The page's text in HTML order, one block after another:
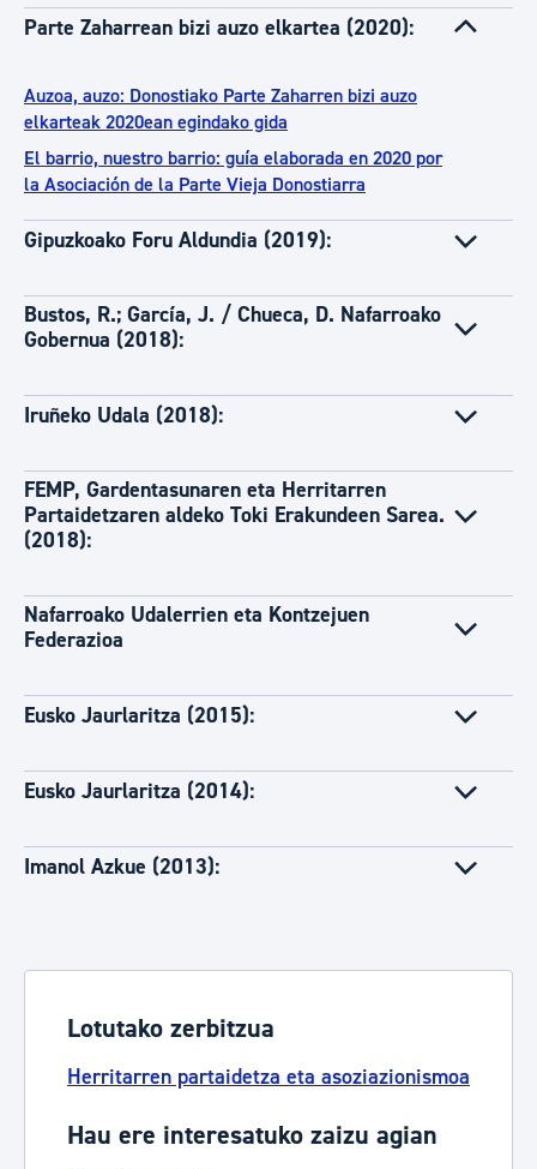
Parte Zaharrean bizi auzo elkartea (2020):
Auzoa, auzo: Donostiako Parte Zaharren bizi auzo
elkarteak 2020ean egindako gida
El barrio, nuestro barrio: guía elaborada en 2020 por
la Asociación de la Parte Vieja Donostiarra
Gipuzkoako Foru Aldundia (2019):
Bustos, R.; García, J. / Chueca, D. Nafarroako
Gobernua (2018):
Iruñeko Udala (2018):
FEMP, Gardentasunaren eta Herritarren
Partaidetzaren aldeko Toki Erakundeen Sarea.
(2018):
Nafarroako Udalerrien eta Kontzejuen
Federazioa
Eusko Jaurlaritza (2015):
Eusko Jaurlaritza (2014):
Imanol Azkue (2013):
Lotutako zerbitzua
Herritarren partaidetza eta asoziazionismoa
Hau ere interesatuko zaizu agian